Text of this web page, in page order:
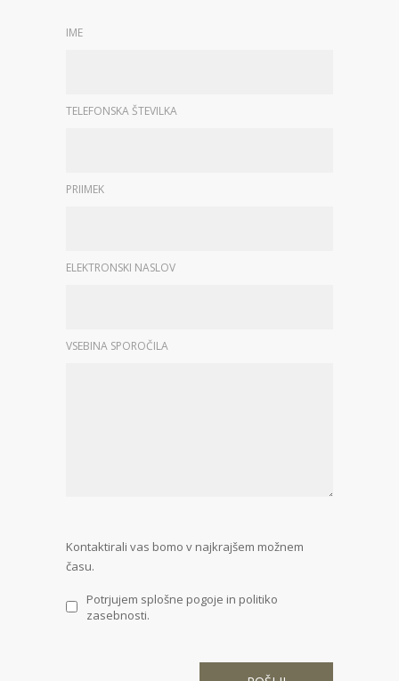
IME
TELEFONSKA ŠTEVILKA
PRIIMEK
ELEKTRONSKI NASLOV
VSEBINA SPOROČILA
Kontaktirali vas bomo v najkrajšem možnem
času.
Potrjujem splošne pogoje in politiko
zasebnosti.